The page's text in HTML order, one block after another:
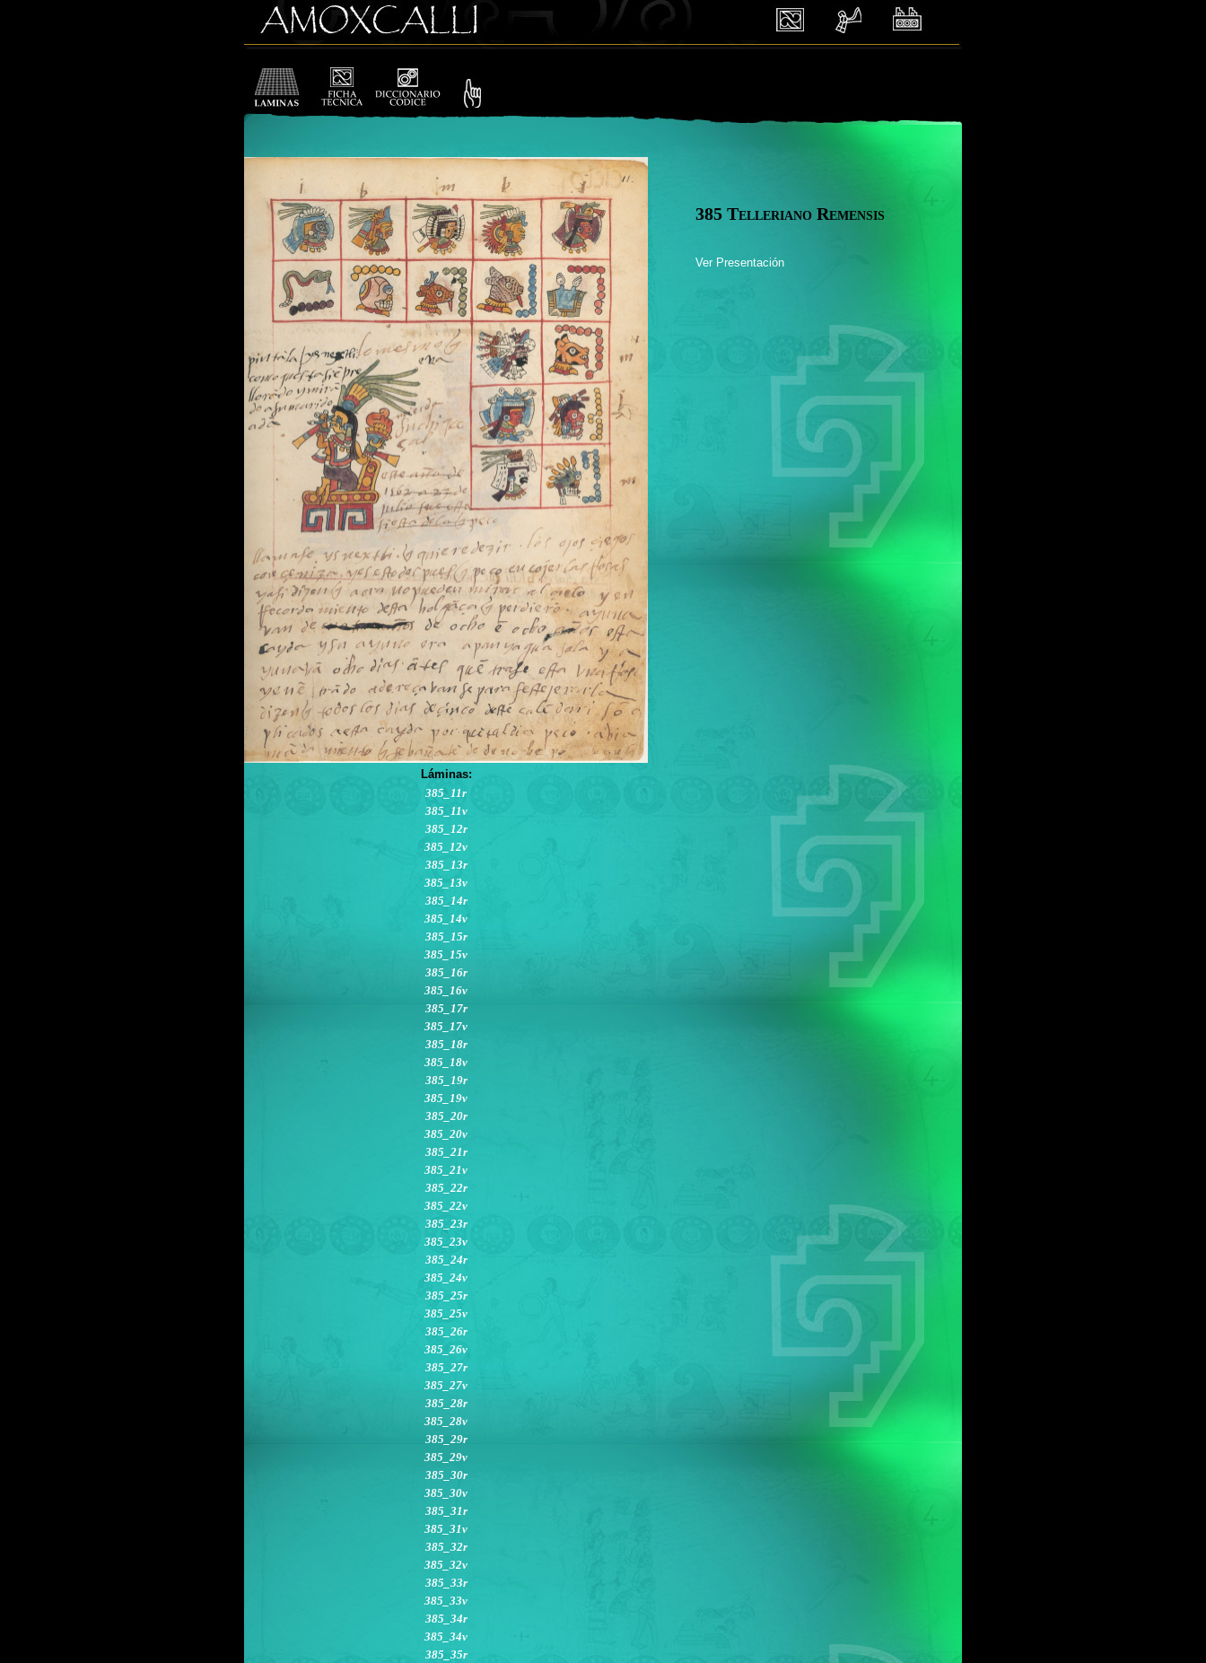
Láminas:
385_11r
385_11v
385_12r
385_12v
385_13r
385_13v
385_14r
385_14v
385_15r
385_15v
385_16r
385_16v
385_17r
385_17v
385_18r
385_18v
385_19r
385_19v
385_20r
385_20v
385_21r
385_21v
385_22r
385_22v
385_23r
385_23v
385_24r
385_24v
385_25r
385_25v
385_26r
385_26v
385_27r
385_27v
385_28r
385_28v
385_29r
385_29v
385_30r
385_30v
385_31r
385_31v
385_32r
385_32v
385_33r
385_33v
385_34r
385_34v
385_35r
385 Telleriano Remensis
Ver Presentación